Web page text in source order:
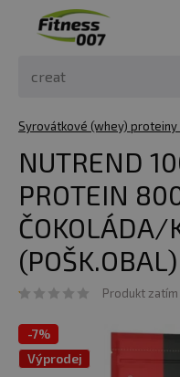
Syrovátkové (whey)
NUTREND
PROTEIN
ČOKOLÁDA/
(POŠK.OBAL)
Produkt
-7%
Výprodej